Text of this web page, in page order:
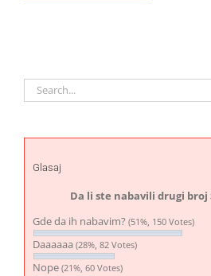
Search
for:
Glasaj
Da li ste nabavili drugi broj
Gde da ih nabavim? (51%, 150 Votes)
Daaaaaa (28%, 82 Votes)
Nope (21%, 60 Votes)